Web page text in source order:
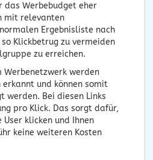
das Werbebudget eher
mit relevanten
Ergebnisliste nach
Klickbetrug zu vermeiden
zu erreichen.
Werbenetzwerk werden
erkannt und können somit
werden. Bei diesen Links
pro Klick. Das sorgt dafür,
klicken und Ihnen
keine weiteren Kosten